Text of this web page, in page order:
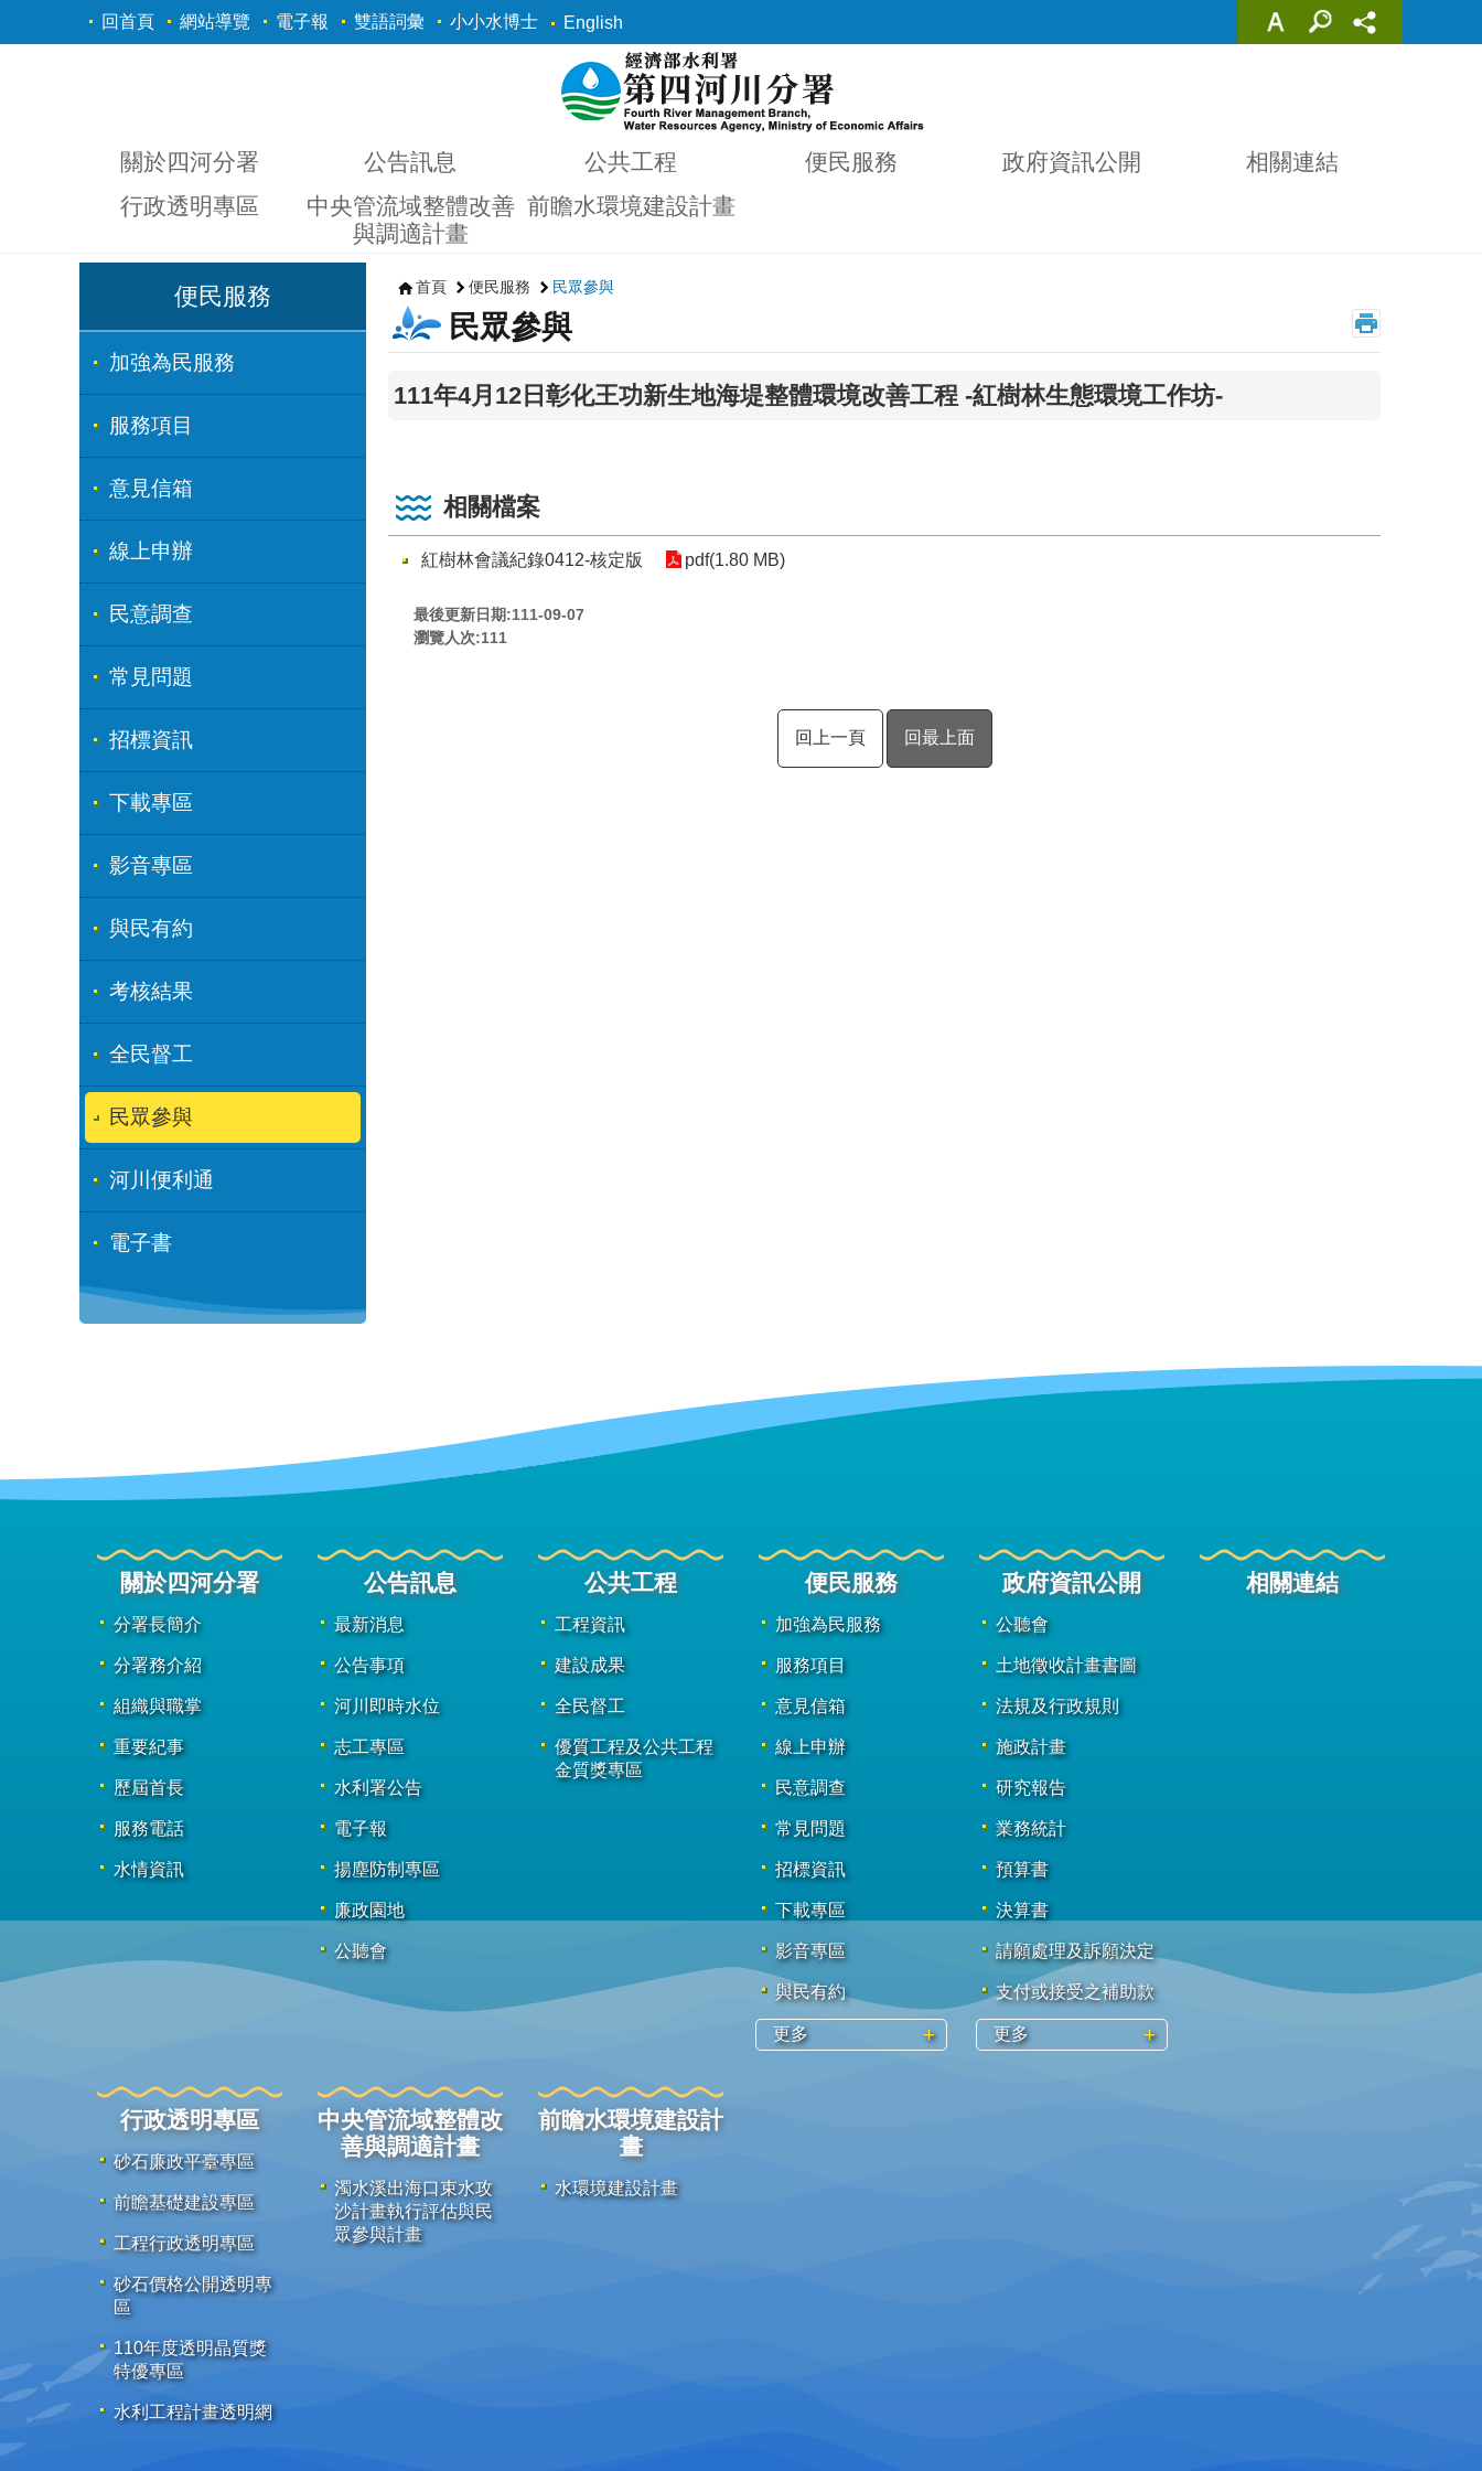
跳到主要內容區塊
回首頁 網站導覽 電子報 雙語詞彙 小小水博士 English
關於四河分署 公告訊息 公共工程 便民服務 政府資訊公開
相關連結
行政透明專區
中央管流域整體改善
與調適計畫
前瞻水環境建設計畫
便民服務
加強為民服務
服務項目
意見信箱
線上申辦
民意調查
常見問題
招標資訊
下載專區
影音專區
與民有約
考核結果
全民督工
民眾參與
河川便利通
電子書
首頁 便民服務 民眾參與
民眾參與
111年4月12日彰化王功新生地海堤整體環境改善工程 -紅樹林生態環境工作坊-
相關檔案
紅樹林會議紀錄0412-核定版 pdf(1.80 MB)
最後更新日期:111-09-07
瀏覽人次:111
回上一頁 回最上面
關於四河分署
分署長簡介
分署務介紹
組織與職掌
重要紀事
歷屆首長
服務電話
水情資訊
公告訊息
最新消息
公告事項
河川即時水位
志工專區
水利署公告
電子報
揚塵防制專區
廉政園地
公聽會
公共工程
工程資訊
建設成果
全民督工
優質工程及公共工程
金質獎專區
便民服務
加強為民服務
服務項目
意見信箱
線上申辦
民意調查
常見問題
招標資訊
下載專區
影音專區
與民有約
更多
政府資訊公開
公聽會
土地徵收計畫書圖
法規及行政規則
施政計畫
研究報告
業務統計
預算書
決算書
請願處理及訴願決定
支付或接受之補助款
更多
相關連結
行政透明專區
砂石廉政平臺專區
前瞻基礎建設專區
工程行政透明專區
砂石價格公開透明專
區
110年度透明晶質獎
特優專區
水利工程計畫透明網
中央管流域整體改
善與調適計畫
濁水溪出海口束水攻
沙計畫執行評估與民
眾參與計畫
前瞻水環境建設計
畫
水環境建設計畫